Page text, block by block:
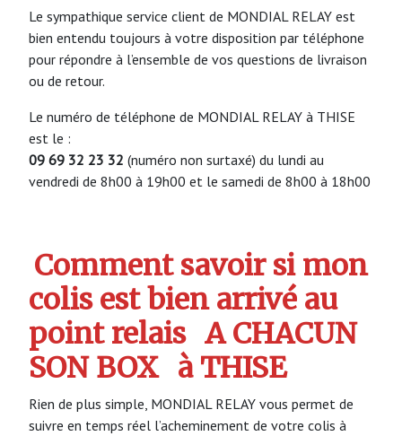
Le sympathique service client de MONDIAL RELAY est
bien entendu toujours à votre disposition par téléphone
pour répondre à l’ensemble de vos questions de livraison
ou de retour.
Le numéro de téléphone de MONDIAL RELAY à THISE
est le :
09 69 32 23 32 (numéro non surtaxé) du lundi au
vendredi de 8h00 à 19h00 et le samedi de 8h00 à 18h00
Comment savoir si mon
colis est bien arrivé au
point relais A CHACUN
SON BOX à THISE
Rien de plus simple, MONDIAL RELAY vous permet de
suivre en temps réel l’acheminement de votre colis à